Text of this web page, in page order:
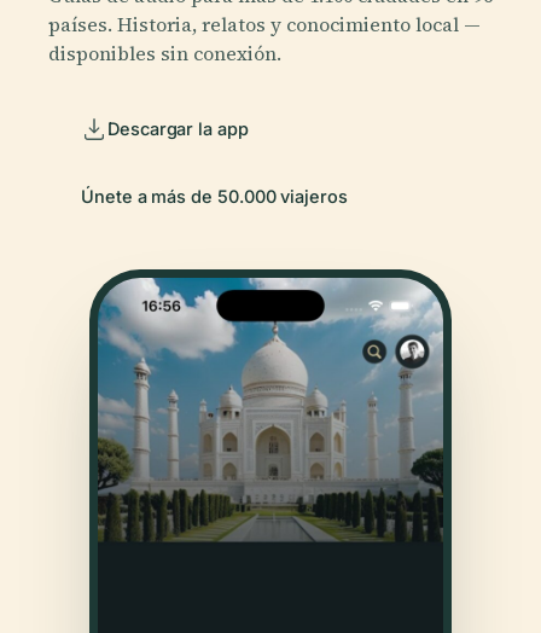
países. Historia, relatos y conocimiento local —
disponibles sin conexión.
Descargar la app
Únete a más de 50.000 viajeros